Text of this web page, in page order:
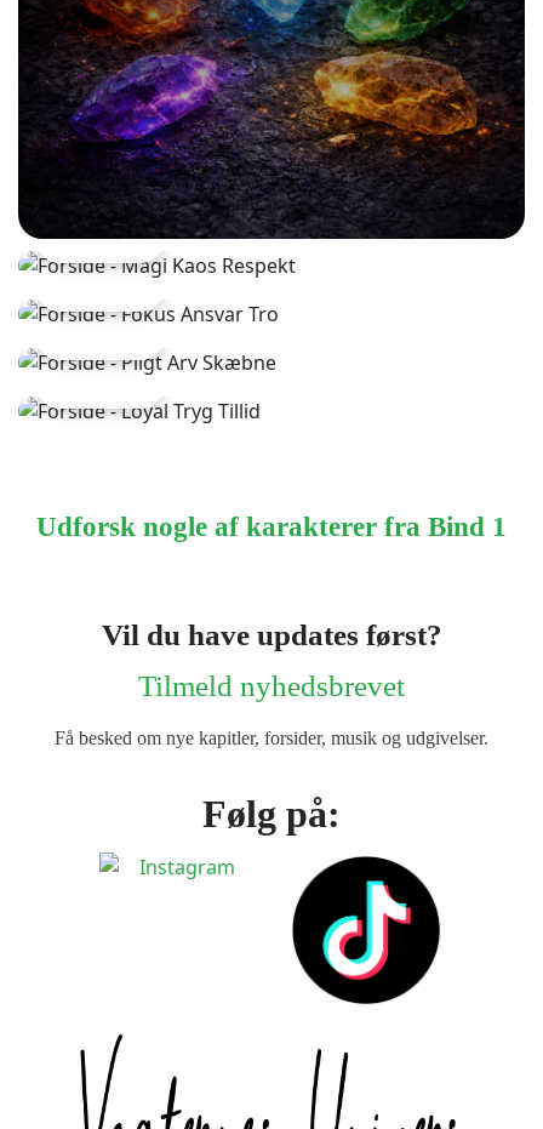
LÆS MERE
Udforsk nogle af karakterer fra Bind 1
Vil du have updates først?
Tilmeld nyhedsbrevet
Få besked om nye kapitler, forsider, musik og udgivelser.
Følg på: